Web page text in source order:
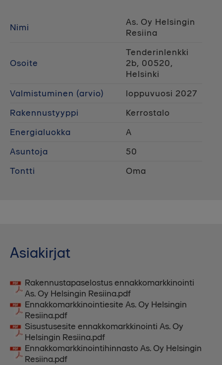
Nimi
As. Oy Helsingin
Resiina
Osoite
Tenderinlenkki
2b, 00520,
Helsinki
Valmistuminen (arvio)
loppuvuosi 2027
Rakennustyyppi
Kerrostalo
Energialuokka
A
Asuntoja
50
Tontti
Oma
Asiakirjat
Rakennustapaselostus ennakkomarkkinointi
As. Oy Helsingin Resiina.pdf
Ennakkomarkkinointiesite As. Oy Helsingin
Resiina.pdf
Sisustusesite ennakkomarkkinointi As. Oy
Helsingin Resiina.pdf
Ennakkomarkkinointihinnasto As. Oy Helsingin
Resiina.pdf